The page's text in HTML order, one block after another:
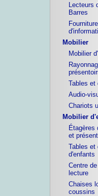
Lecteurs
Barres
Fourniture
Mobilier
Mobilier
Tables et
Audio-
Chariots
Mobilier
Étagères
et
Tables et
d'enfants
Centre
lecture
Chaises
coussins